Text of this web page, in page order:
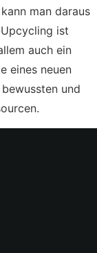
man daraus
ist
auch ein
eines neuen
und